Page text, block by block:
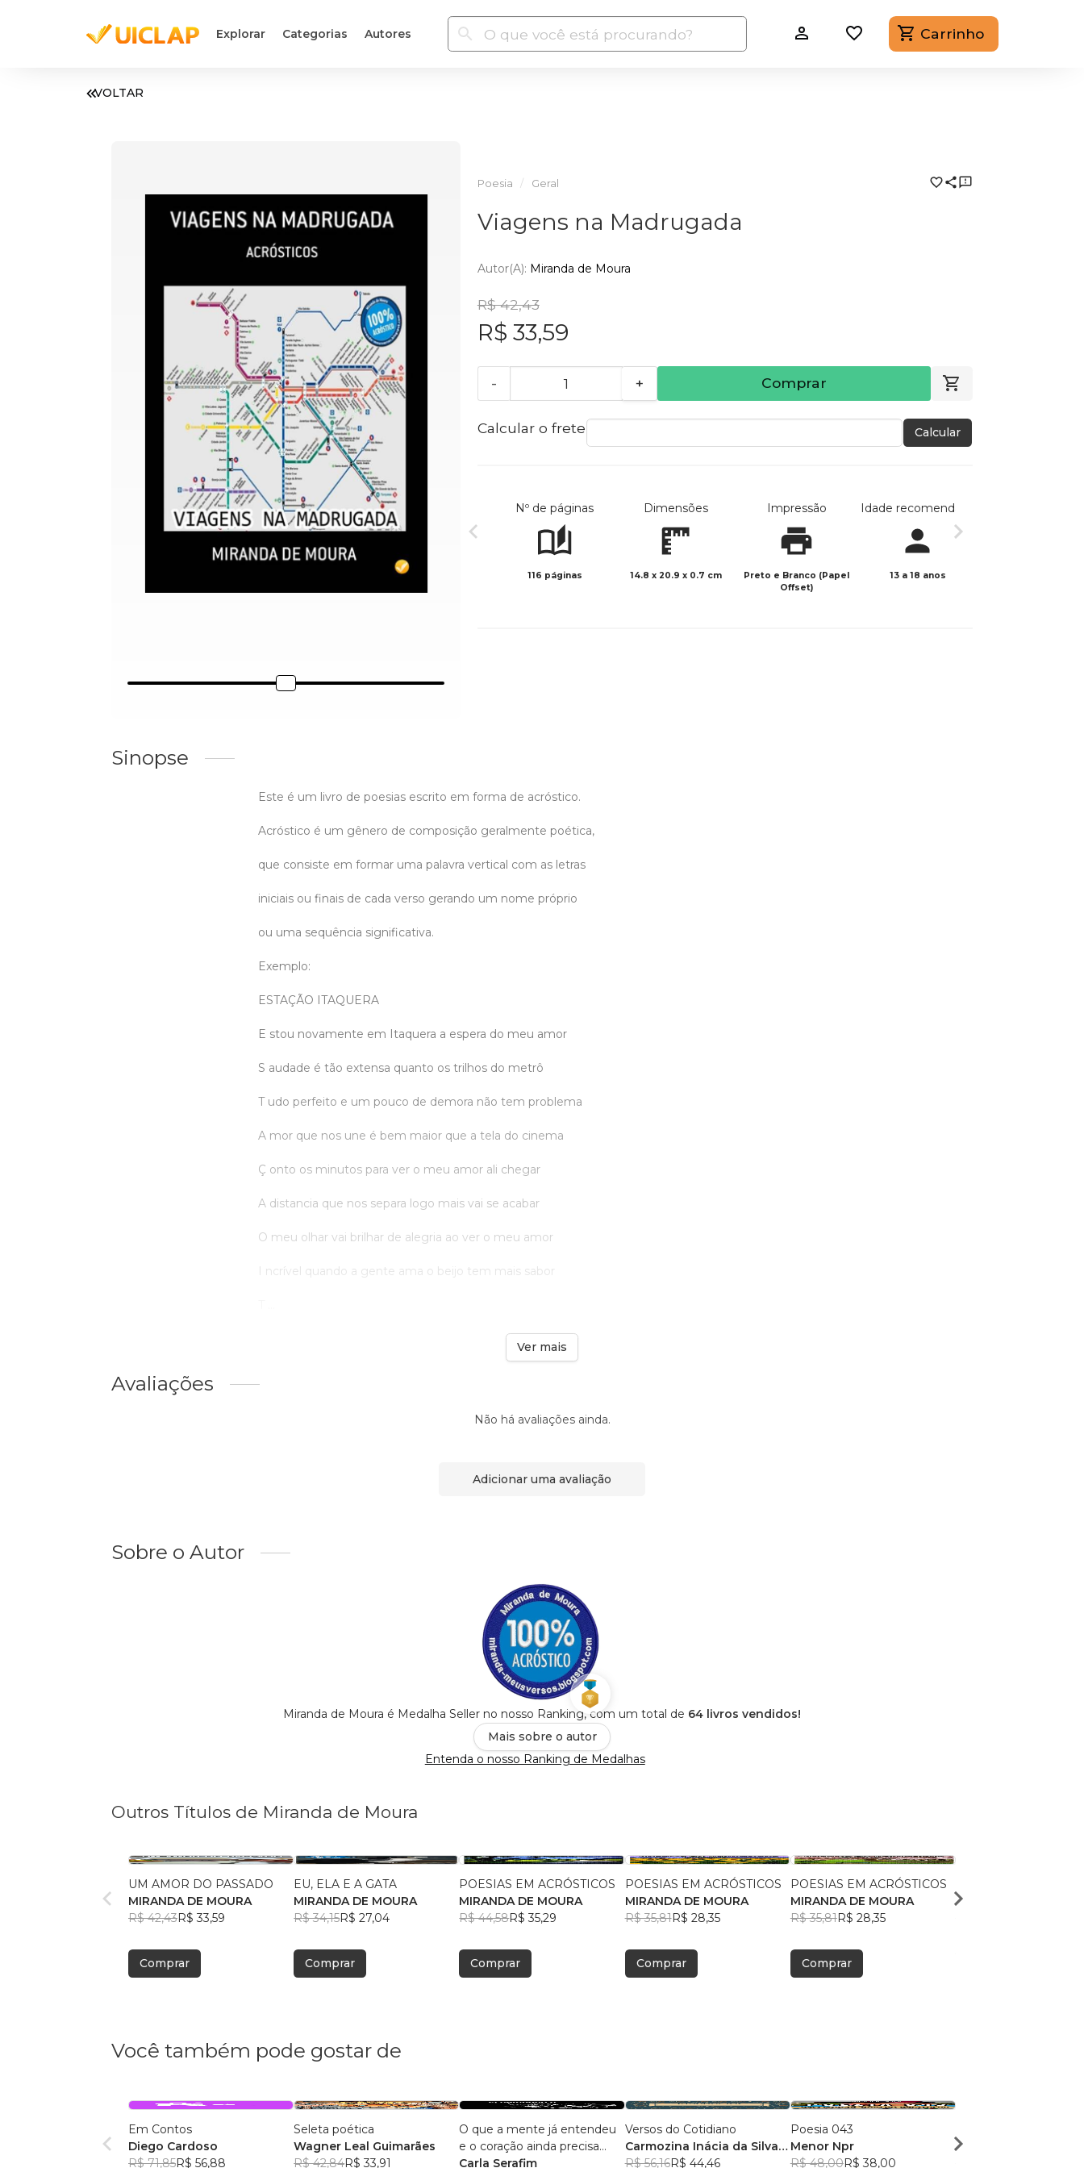
Explorar Categorias Autores Carrinho
VOLTAR
Poesia Geral
Viagens na Madrugada
Autor(a): Miranda de Moura
R$ 42,43
R$ 33,59
- + Comprar
Calcular o frete Calcular
Nº de páginas
116 páginas
Dimensões
14.8 x 20.9 x 0.7 cm
Impressão
Preto e Branco (Papel
Offset)
Idade recomendada
13 a 18 anos
Sinopse
Este é um livro de poesias escrito em forma de acróstico.
Acróstico é um gênero de composição geralmente poética,
que consiste em formar uma palavra vertical com as letras
iniciais ou finais de cada verso gerando um nome próprio
ou uma sequência significativa.
Exemplo:
ESTAÇÃO ITAQUERA
E stou novamente em Itaquera a espera do meu amor
S audade é tão extensa quanto os trilhos do metrô
T udo perfeito e um pouco de demora não tem problema
A mor que nos une é bem maior que a tela do cinema
Ç onto os minutos para ver o meu amor ali chegar
A distancia que nos separa logo mais vai se acabar
O meu olhar vai brilhar de alegria ao ver o meu amor
I ncrível quando a gente ama o beijo tem mais sabor
Ver mais
Avaliações
Não há avaliações ainda.
Adicionar uma avaliação
Sobre o Autor
Miranda de Moura é Medalha Seller no nosso Ranking, com um total de 64 livros vendidos!
Mais sobre o autor
Entenda o nosso Ranking de Medalhas
Outros Títulos de Miranda de Moura
UM AMOR DO PASSADO
MIRANDA DE MOURA
R$ 42,43R$ 33,59
Comprar
EU, ELA E A GATA
MIRANDA DE MOURA
R$ 34,15R$ 27,04
Comprar
POESIAS EM ACRÓSTICOS
MIRANDA DE MOURA
R$ 44,58R$ 35,29
Comprar
POESIAS EM ACRÓSTICOS
MIRANDA DE MOURA
R$ 35,81R$ 28,35
Comprar
POESIAS EM ACRÓSTICOS
MIRANDA DE MOURA
R$ 35,81R$ 28,35
Comprar
MIRANDA DE MOURA
Você também pode gostar de
Em Contos
Diego Cardoso
R$ 71,85R$ 56,88
Seleta poética
Wagner Leal Guimarães
R$ 42,84R$ 33,91
O que a mente já entendeu
e o coração ainda precisa
aceitar
Carla Serafim
Versos do Cotidiano
Carmozina Inácia da Silva
Rodrigues
R$ 56,16R$ 44,46
Poesia 043
Menor Npr
R$ 48,00R$ 38,00
Victor Sousa Silva